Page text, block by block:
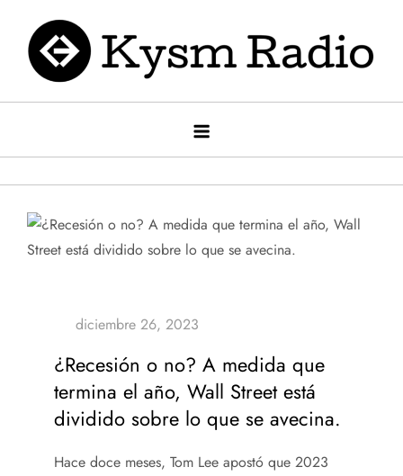
contenido
Kysm radio
Kysm Radio
¿Recesión o no? A medida que
termina el año, Wall Street está
dividido sobre lo que se avecina.
Hace doce meses, Tom Lee apostó que 2023